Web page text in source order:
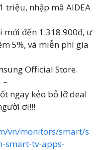
triệu, nhập mã AIDEA
đến 1.318.900đ, ư
5%, và miễn phí gia
Official Store.
–
ngay kẻo bỏ lỡ deal
ơi!!!
vn/monitors/smart/s
smart-tv-apps-